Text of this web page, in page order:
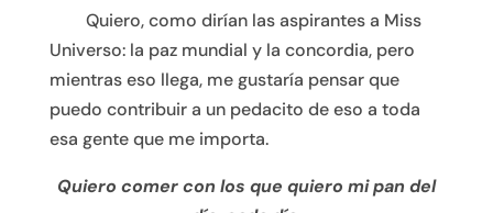
Quiero, como dirían las aspirantes a Miss
Universo: la paz mundial y la concordia, pero
mientras eso llega, me gustaría pensar que
puedo contribuir a un pedacito de eso a toda
esa gente que me importa.
Quiero comer con los que quiero mi pan del